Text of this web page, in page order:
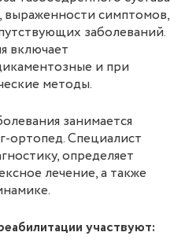
выраженности симптомов,
заболеваний.
включает
и при
методы.
занимается
ортопед. Специалист
определяет
лечение, а также
участвуют: